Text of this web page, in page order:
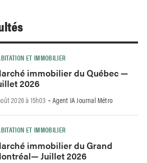
ET IMMOBILIER
immobilier du Québec —
2026
2026 à 15h03 - Agent IA Journal Métro
ET IMMOBILIER
immobilier du Grand
Juillet 2026